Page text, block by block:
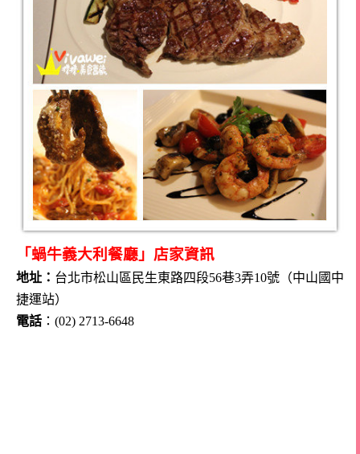
「蝸牛義大利餐廳」店家資訊
地址： 台北市松山區民生東路四段56巷3弄10號（中山國中
捷運站）
電話 ：(02) 2713-6648